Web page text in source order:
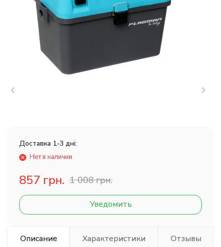
Доставка 1-3 дні:
Нет в наличии
857 грн. 1 008 грн.
Уведомить
Описание Характеристики Отзывы